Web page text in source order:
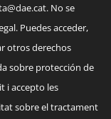
. No se
Puedes acceder,
otros derechos
sobre protección de
i accepto les
sobre el tractament